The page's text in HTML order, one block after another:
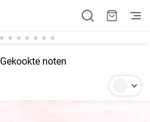
Gekookte noten